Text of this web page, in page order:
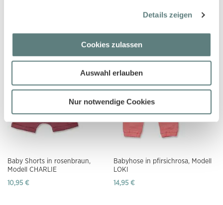
Details zeigen
Cookies zulassen
Auswahl erlauben
Nur notwendige Cookies
Baby Shorts in pfirsichrosa,
10,95 €
Baby Shorts in rosenbraun,
Modell CHARLIE
10,95 €
Babyhose in pfirsichrosa, Modell
LOKI
14,95 €